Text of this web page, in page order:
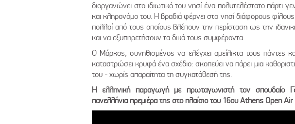
διοργανώνει στο ιδιωτικό του νησί ένα πολυτελέστατο πάρτι
και κληρονόμο του. Η βραδιά φέρνει στο νησί διάφορους
πολλοί από τους οποίους βλέπουν την περίσταση ως την
και να εξυπηρετήσουν τα δικά τους συμφέροντα.
Ο Μάρκος, συνηθισμένος να ελέγχει αμείλικτα τους πάντες
καταστρώσει κρυφά ένα σχέδιο: σκοπεύει να πάρει μια
του - χωρίς απαραίτητα τη συγκατάθεσή της.
H ελληνική παραγωγή με πρωταγωνιστή τον σπουδαίο
πανελλήνια πρεμιέρα της στο πλαίσιο του 16ου Athens Open